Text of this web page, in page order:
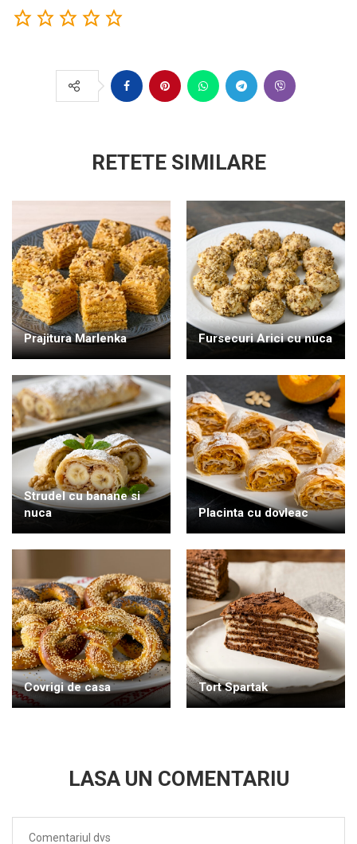
RETETE SIMILARE
Prajitura Marlenka Fursecuri Arici cu nuca
Strudel cu banane si
nuca
Placinta cu dovleac
Covrigi de casa Tort Spartak
LASA UN COMENTARIU